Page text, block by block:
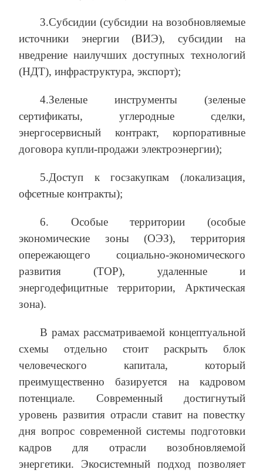
3.Субсидии (субсидии на возобновляемые
источники энергии (ВИЭ), субсидии на
нведрение наилучших доступных технологий
(НДТ), инфраструктура, экспорт);
4.Зеленые инструменты (зеленые
сертификаты, углеродные сделки,
энергосервисный контракт, корпоративные
договора купли-продажи электроэнергии);
5.Доступ к госзакупкам (локализация,
офсетные контракты);
6. Особые территории (особые
экономические зоны (ОЭЗ), территория
опережающего социально-экономического
развития (ТОР), удаленные и
энергодефицитные территории, Арктическая
зона).
В рамах рассматриваемой концептуальной
схемы отдельно стоит раскрыть блок
человеческого капитала, который
преимущественно базируется на кадровом
потенциале. Современный достигнутый
уровень развития отрасли ставит на повестку
дня вопрос современной системы подготовки
кадров для отрасли возобновляемой
энергетики. Экосистемный подход позволяет